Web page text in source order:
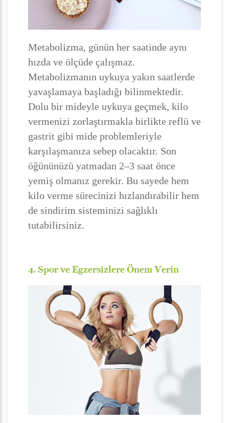
Metabolizma, günün her saatinde aynı
hızda ve ölçüde çalışmaz.
Metabolizmanın uykuya yakın saatlerde
yavaşlamaya başladığı bilinmektedir.
Dolu bir mideyle uykuya geçmek, kilo
vermenizi zorlaştırmakla birlikte reflü ve
gastrit gibi mide problemleriyle
karşılaşmanıza sebep olacaktır. Son
öğününüzü yatmadan 2–3 saat önce
yemiş olmanız gerekir. Bu sayede hem
kilo verme sürecinizi hızlandırabilir hem
de sindirim sisteminizi sağlıklı
tutabilirsiniz.
4. Spor ve Egzersizlere Önem Verin